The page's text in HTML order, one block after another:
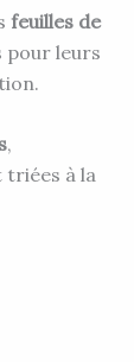
feuilles de
leurs
,
triées à la